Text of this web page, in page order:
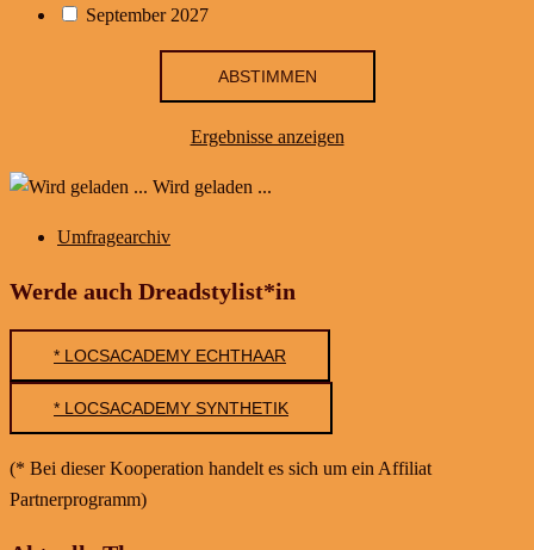
September 2027
Ergebnisse anzeigen
Wird geladen ...
Umfragearchiv
Werde auch Dreadstylist*in
* LOCSACADEMY ECHTHAAR
* LOCSACADEMY SYNTHETIK
(* Bei dieser Kooperation handelt es sich um ein Affiliat
Partnerprogramm)